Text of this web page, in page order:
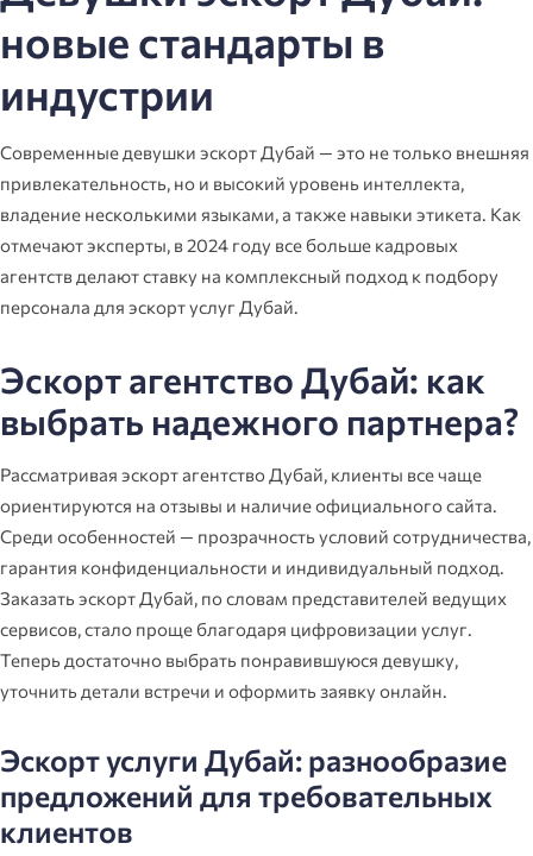
новые стандарты в
индустрии
Современные девушки эскорт Дубай — это не только внешняя
привлекательность, но и высокий уровень интеллекта,
владение несколькими языками, а также навыки этикета. Как
отмечают эксперты, в 2024 году все больше кадровых
агентств делают ставку на комплексный подход к подбору
персонала для эскорт услуг Дубай.
Эскорт агентство Дубай: как
выбрать надежного партнера?
Рассматривая эскорт агентство Дубай, клиенты все чаще
ориентируются на отзывы и наличие официального сайта.
Среди особенностей — прозрачность условий сотрудничества,
гарантия конфиденциальности и индивидуальный подход.
Заказать эскорт Дубай, по словам представителей ведущих
сервисов, стало проще благодаря цифровизации услуг.
Теперь достаточно выбрать понравившуюся девушку,
уточнить детали встречи и оформить заявку онлайн.
Эскорт услуги Дубай: разнообразие
предложений для требовательных
клиентов